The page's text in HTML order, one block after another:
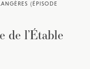
(ÉPISODE
de l’Étable
notre lettre